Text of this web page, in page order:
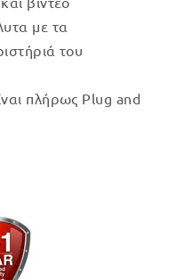
με τα
του
πλήρως Plug and